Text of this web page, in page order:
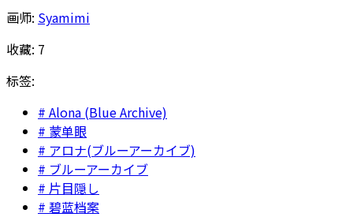
画师: Syamimi
收藏: 7
标签:
Alona (Blue Archive)
蒙单眼
アロナ(ブルーアーカイブ)
ブルーアーカイブ
片目隠し
碧蓝档案